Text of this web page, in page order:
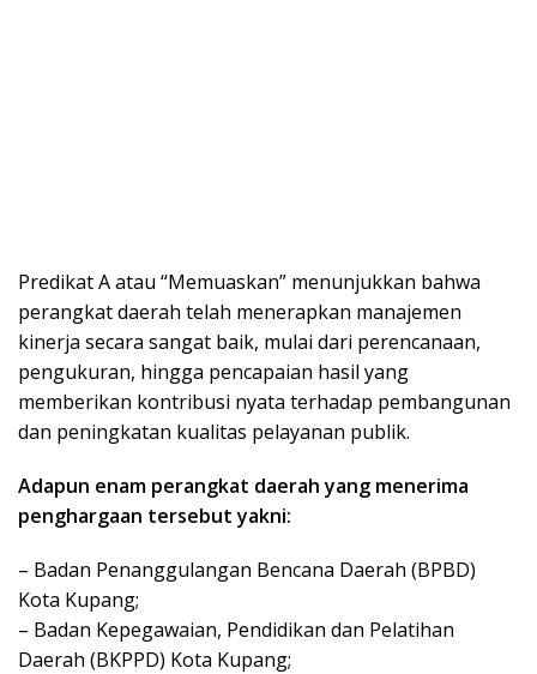
Predikat A atau “Memuaskan” menunjukkan bahwa
perangkat daerah telah menerapkan manajemen
kinerja secara sangat baik, mulai dari perencanaan,
pengukuran, hingga pencapaian hasil yang
memberikan kontribusi nyata terhadap pembangunan
dan peningkatan kualitas pelayanan publik.
Adapun enam perangkat daerah yang menerima
penghargaan tersebut yakni:
– Badan Penanggulangan Bencana Daerah (BPBD)
Kota Kupang;
– Badan Kepegawaian, Pendidikan dan Pelatihan
Daerah (BKPPD) Kota Kupang;